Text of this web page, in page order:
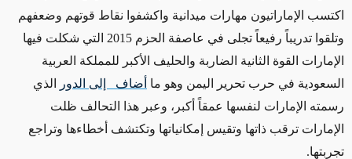
اكتسب الإماراتيون مهارات ميدانية واكشفوا نقاط قوتهم وضعفهم
وتلقوا تدريباً رفيعاً تجلى في عاصفة الحزم 2015 التي شكلت فيها
الإمارات القوة الثانية الضاربة والحليف الأكبر للمملكة العربية
السعودية في حرب تحرير اليمن وهو ما أضاف إلى الدور
الذي
رسمته الإمارات لنفسها عمقاً أكبر، وعبر هذا التحالف ظلت
الإمارات ترقب ذاتها وتقيس إمكانياتها وتكتشف أخطاءها وتراجع
تجربتها.